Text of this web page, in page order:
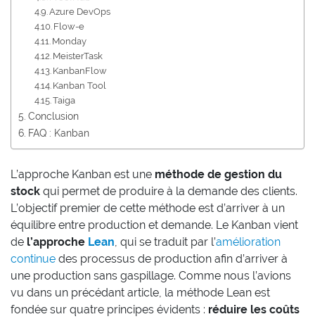
Azure DevOps
Flow-e
Monday
MeisterTask
KanbanFlow
Kanban Tool
Taiga
Conclusion
FAQ : Kanban
L’approche Kanban est une méthode de gestion du
stock qui permet de produire à la demande des clients.
L’objectif premier de cette méthode est d’arriver à un
équilibre entre production et demande. Le Kanban vient
de l’approche Lean, qui se traduit par l’amélioration
continue des processus de production afin d’arriver à
une production sans gaspillage. Comme nous l’avions
vu dans un précédant article, la méthode Lean est
fondée sur quatre principes évidents : réduire les coûts